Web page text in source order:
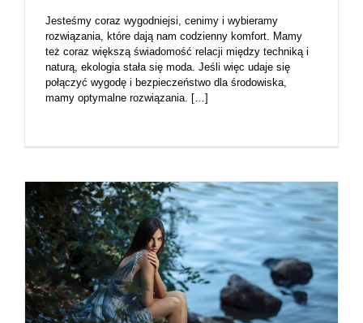
Jesteśmy coraz wygodniejsi, cenimy i wybieramy
rozwiązania, które dają nam codzienny komfort. Mamy
też coraz większą świadomość relacji między techniką i
naturą, ekologia stała się moda. Jeśli więc udaje się
połączyć wygodę i bezpieczeństwo dla środowiska,
mamy optymalne rozwiązania. […]